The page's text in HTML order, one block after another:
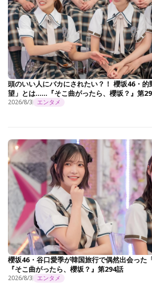
頭のいい人にバカにされたい？！ 櫻坂46・的
望」とは……『そこ曲がったら、櫻坂？』第
2026/8/3 エンタメ
櫻坂46・谷口愛季が韓国旅行で偶然出会った
『そこ曲がったら、櫻坂？』第294話
2026/8/3 エンタメ